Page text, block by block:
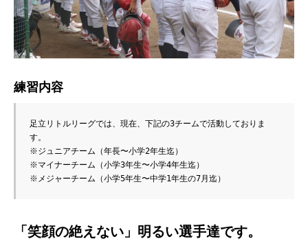
練習内容
足立リトルリーグでは、現在、下記の3チームで活動しておりま
す。
※ジュニアチーム（年長〜小学2年生迄）
※マイナーチーム（小学3年生〜小学4年生迄）
※メジャーチーム（小学5年生〜中学1年生の7月迄）
「笑顔の絶えない」明るい選手達です。